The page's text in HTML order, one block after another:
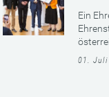
Ein
01. Juli